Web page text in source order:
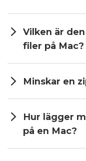
Vilken är
filer på Mac?
Minskar en
Hur lägger
på en Mac?